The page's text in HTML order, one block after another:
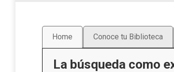
Home Conoce tu Biblioteca
La búsqueda como